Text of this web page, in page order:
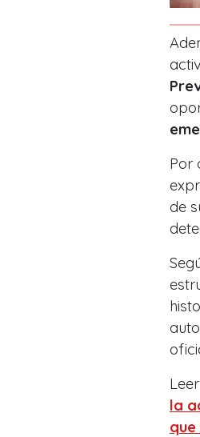
Por
de
la